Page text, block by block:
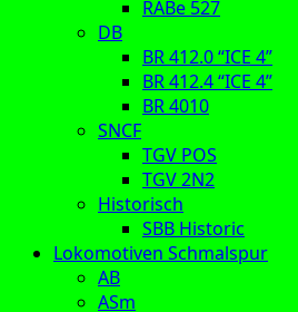
RABe 527
DB
BR 412.0 “ICE 4”
BR 412.4 “ICE 4”
BR 4010
SNCF
TGV POS
TGV 2N2
Historisch
SBB Historic
Lokomotiven Schmalspur
AB
ASm